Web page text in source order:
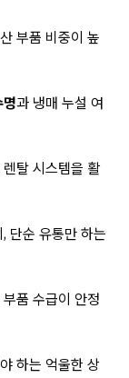
부품 비중이 높
과 냉매 누설 여
탈 시스템을 활
단순 유통만 하는
품 수급이 안정
하는 억울한 상